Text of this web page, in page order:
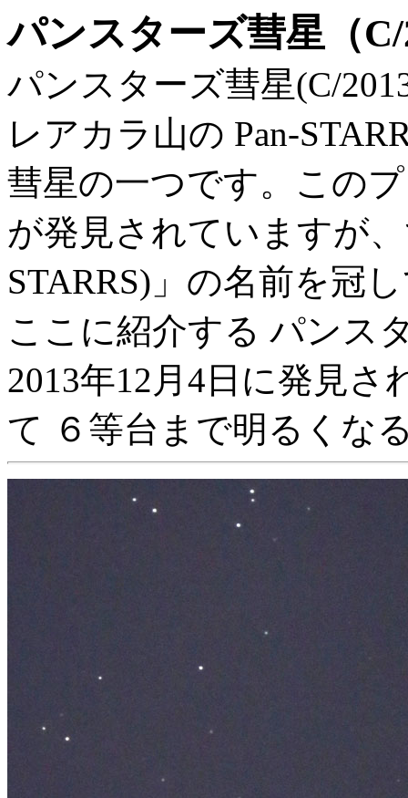
パンスターズ彗星（
パンスターズ彗星(C/
レアカラ山の Pan-
彗星の一つです。この
が発見されていますが
STARRS)」の名前を冠
ここに紹介する パンス
2013年12月4日に発見さ
て ６等台まで明るくな